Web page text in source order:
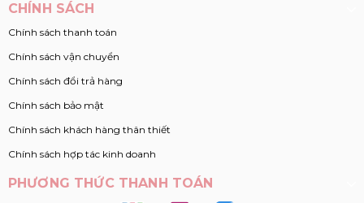
CHÍNH SÁCH
Chính sách thanh toán
Chính sách vận chuyển
Chính sách đổi trả hàng
Chính sách bảo mật
Chính sách khách hàng thân thiết
Chính sách hợp tác kinh doanh
PHƯƠNG THỨC THANH TOÁN